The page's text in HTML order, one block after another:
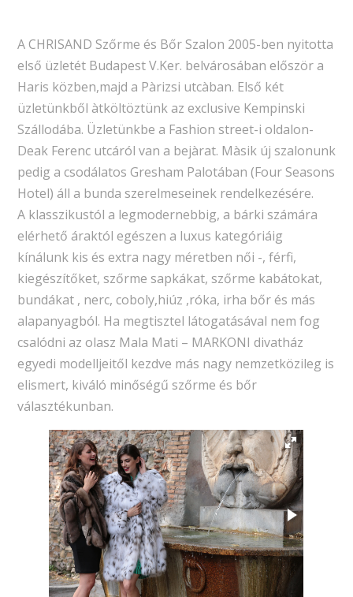
A CHRISAND Szőrme és Bőr Szalon 2005-ben nyitotta
első üzletét Budapest V.Ker. belvárosában először a
Haris közben,majd a Pàrizsi utcàban. Első két
üzletünkből àtköltöztünk az exclusive Kempinski
Szállodába. Üzletünkbe a Fashion street-i oldalon-
Deak Ferenc utcáról van a bejàrat. Màsik új szalonunk
pedig a csodálatos Gresham Palotában (Four Seasons
Hotel) áll a bunda szerelmeseinek rendelkezésére.
A klasszikustól a legmodernebbig, a bárki számára
elérhető áraktól egészen a luxus kategóriáig
kínálunk kis és extra nagy méretben női -, férfi,
kiegészítőket, szőrme sapkákat, szőrme kabátokat,
bundákat , nerc, coboly,hiúz ,róka, irha bőr és más
alapanyagból. Ha megtisztel látogatásával nem fog
csalódni az olasz Mala Mati – MARKONI divatház
egyedi modelljeitől kezdve más nagy nemzetközileg is
elismert, kiváló minőségű szőrme és bőr
választékunban.